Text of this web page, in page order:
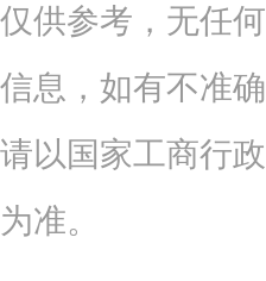
供参考，无任
息，如有不准
以国家工商行
准。